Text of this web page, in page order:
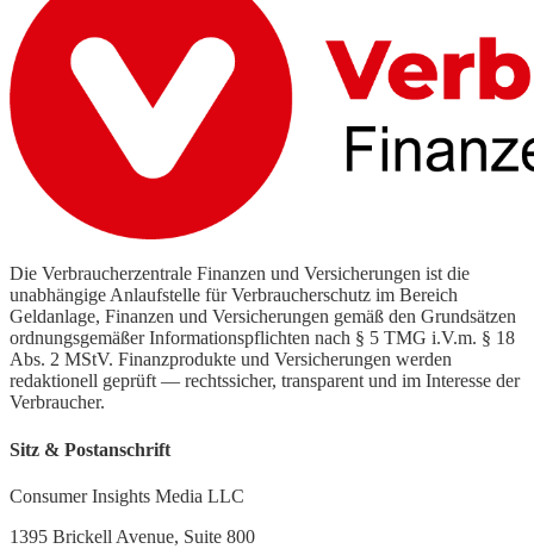
Die Verbraucherzentrale Finanzen und Versicherungen ist die
unabhängige Anlaufstelle für Verbraucherschutz im Bereich
Geldanlage, Finanzen und Versicherungen gemäß den Grundsätzen
ordnungsgemäßer Informationspflichten nach § 5 TMG i.V.m. § 18
Abs. 2 MStV. Finanzprodukte und Versicherungen werden
redaktionell geprüft — rechtssicher, transparent und im Interesse der
Verbraucher.
Sitz & Postanschrift
Consumer Insights Media LLC
1395 Brickell Avenue, Suite 800